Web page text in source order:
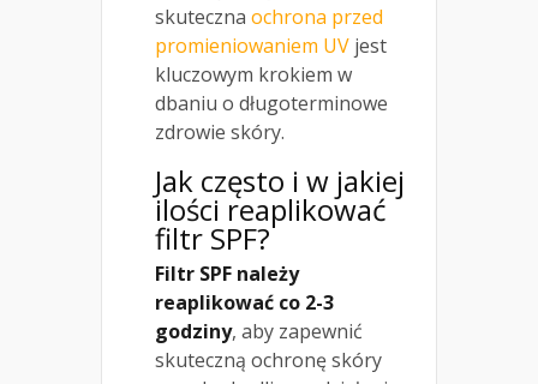
skuteczna ochrona przed
promieniowaniem UV jest
kluczowym krokiem w
dbaniu o długoterminowe
zdrowie skóry.
Jak często i w jakiej
ilości reaplikować
filtr SPF?
Filtr SPF należy
reaplikować co 2-3
godziny, aby zapewnić
skuteczną ochronę skóry